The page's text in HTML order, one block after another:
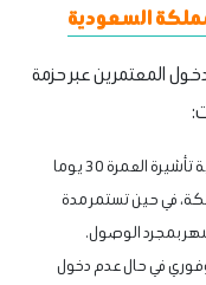
السعودية
المعتمرين عبر حزمة
تقليص صلاحية التأشيرة: أصبحت صلاحية تأشيرة العمرة 30 يوما
في حين تستمر مدة
وفوري في حال عدم دخول